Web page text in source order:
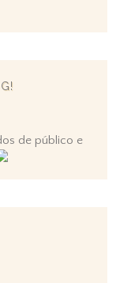
de público e